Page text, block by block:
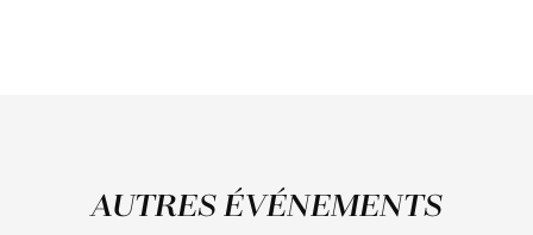
AUTRES ÉVÉNEMENTS